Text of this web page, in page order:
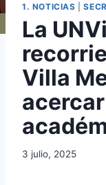
1. NOTICIAS |
La
Villa
3 julio, 2025